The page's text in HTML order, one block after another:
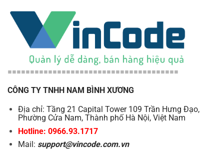
======================================
CÔNG TY TNHH NAM BÌNH XƯƠNG
Địa chỉ: Tầng 21 Capital Tower 109 Trần Hưng Đạo,
Phường Cửa Nam, Thành phố Hà Nội, Việt Nam
Hotline: 0966.93.1717
Mail: support@vincode.com.vn